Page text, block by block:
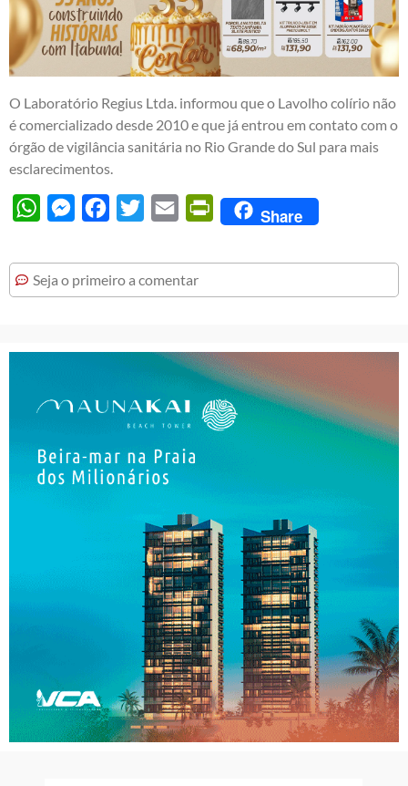
O Laboratório Regius Ltda. informou que o Lavolho colírio não
é comercializado desde 2010 e que já entrou em contato com o
órgão de vigilância sanitária no Rio Grande do Sul para mais
esclarecimentos.
WhatsAppMessengerFacebook
Twitter Email PrintFriendly
Share
Seja o primeiro a comentar